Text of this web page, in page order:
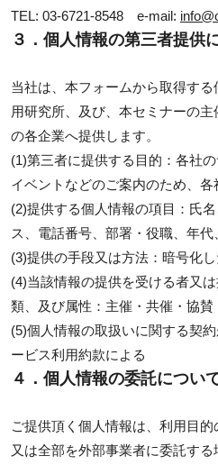
TEL: 03-6721-8548 e-mail:
３．個人情報の第三者提供
当社は、本フォームから取得す
用研究所、及び、本セミナーの
の各企業へ提供します。
(1)第三者に提供する目的：各社
イベントなどのご案内のため、
(2)提供する個人情報の項目：氏
ス、電話番号、部署・役職、年
(3)提供の手段又は方法：暗号化
(4)当該情報の提供を受ける者又
類、及び属性：主催・共催・協賛
(5)個人情報の取扱いに関する契
ービス利用約款による
４．個人情報の委託につい
ご提供頂く個人情報は、利用目
又は全部を外部事業者に委託す